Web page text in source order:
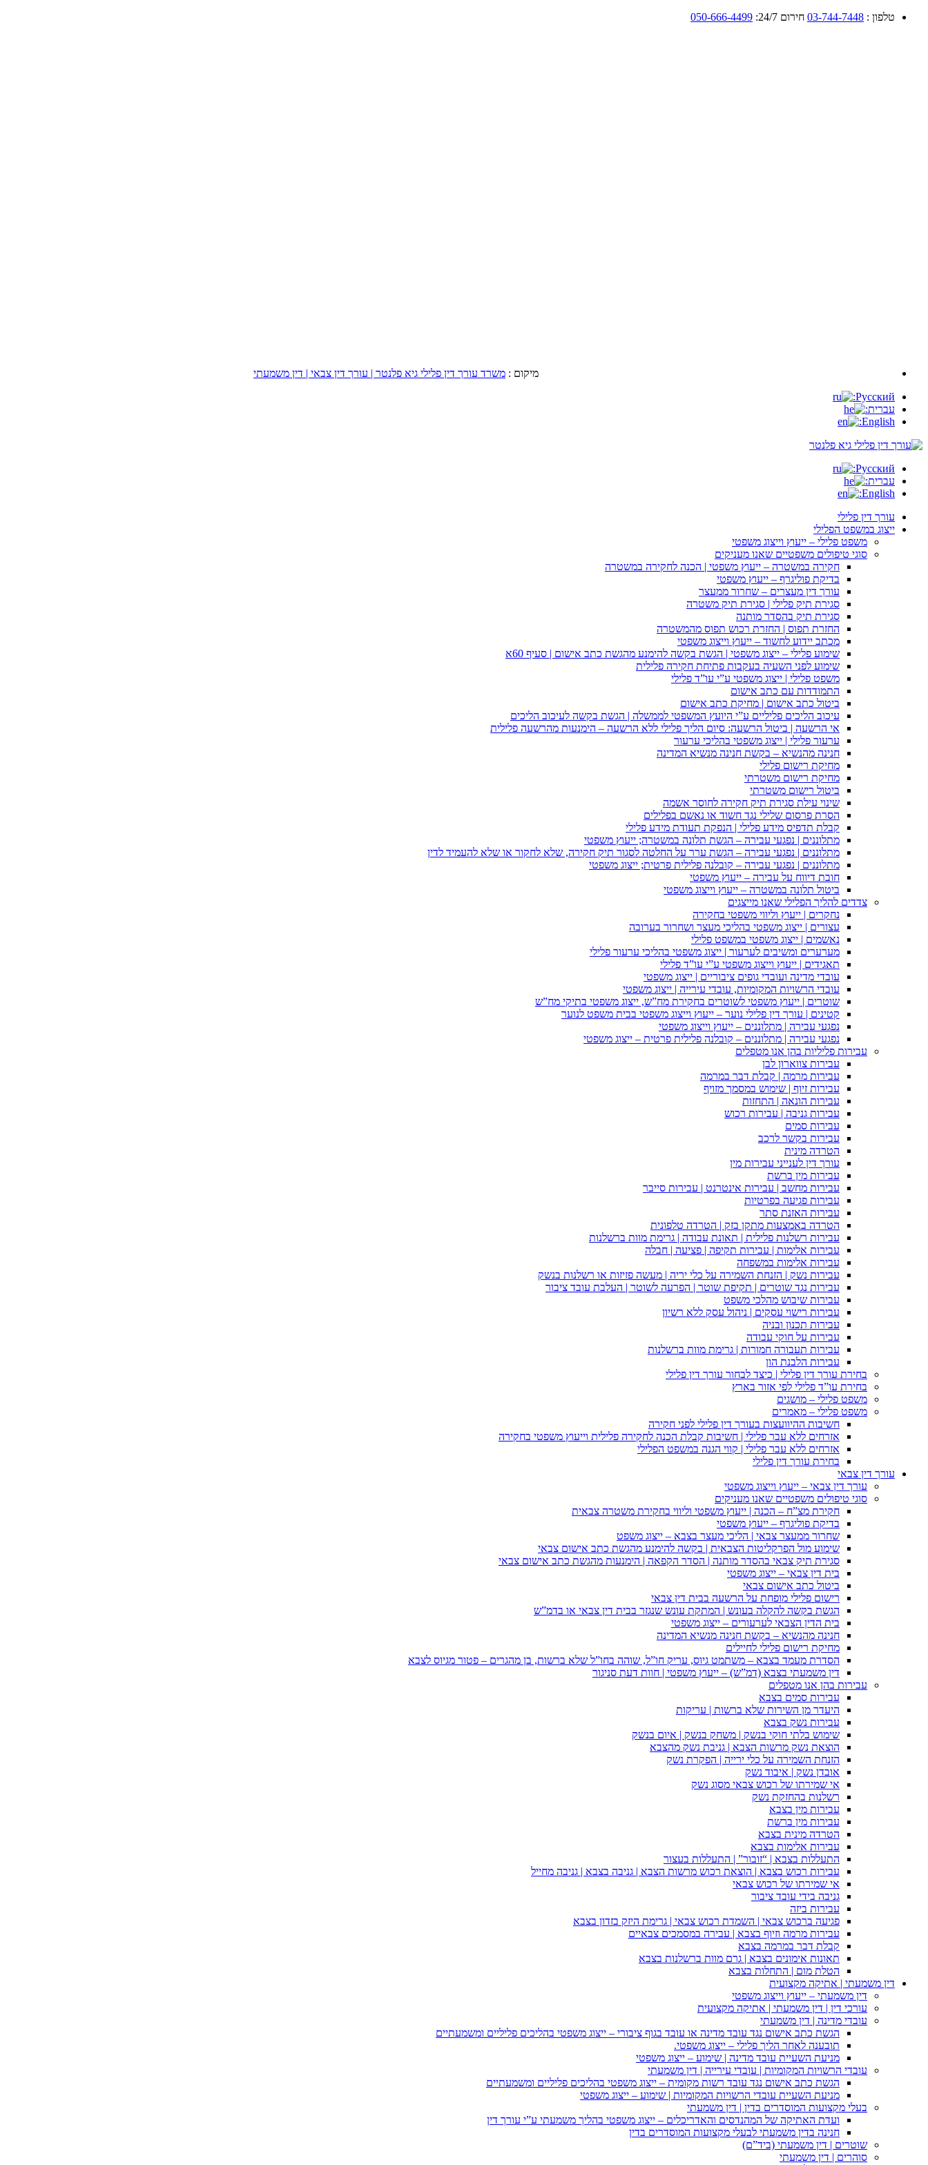
טלפון : 03-744-7448 חירום 24/7: 050-666-4499
מיקום : משרד עורך דין פלילי גיא פלנטר | עורך דין צבאי | דין משמעתי
Русский:
עברית:
English:
Русский:
עברית:
English:
עורך דין פלילי
ייצוג במשפט הפלילי
משפט פלילי – ייעוץ וייצוג משפטי
סוגי טיפולים משפטיים שאנו מעניקים
חקירה במשטרה – ייעוץ משפטי | הכנה לחקירה במשטרה
בדיקת פוליגרף – ייעוץ משפטי
עורך דין מעצרים – שחרור ממעצר
סגירת תיק פלילי | סגירת תיק משטרה
סגירת תיק בהסדר מותנה
החזרת תפוס | החזרת רכוש תפוס מהמשטרה
מכתב יידוע לחשוד – ייעוץ וייצוג משפטי
שימוע פלילי – ייצוג משפטי | הגשת בקשה להימנע מהגשת כתב אישום | סעיף 60א
שימוע לפני השעיה בעקבות פתיחת חקירה פלילית
משפט פלילי | ייצוג משפטי ע”י עו”ד פלילי
התמודדות עם כתב אישום
ביטול כתב אישום | מחיקת כתב אישום
עיכוב הליכים פליליים ע”י היועץ המשפטי לממשלה | הגשת בקשה לעיכוב הליכים
אי הרשעה | ביטול הרשעה: סיום הליך פלילי ללא הרשעה – הימנעות מהרשעה פלילית
ערעור פלילי | ייצוג משפטי בהליכי ערעור
חנינה מהנשיא – בקשת חנינה מנשיא המדינה
מחיקת רישום פלילי
מחיקת רישום משטרתי
ביטול רישום משטרתי
שינוי עילת סגירת תיק חקירה לחוסר אשמה
הסרת פרסום שלילי נגד חשוד או נאשם בפלילים
קבלת תדפיס מידע פלילי | הנפקת תעודת מידע פלילי
מתלוננים | נפגעי עבירה – הגשת תלונה במשטרה; ייעוץ משפטי
מתלוננים | נפגעי עבירה – הגשת ערר על החלטה לסגור תיק חקירה, שלא לחקור או שלא להעמיד לדין
מתלוננים | נפגעי עבירה – קובלנה פלילית פרטית; ייצוג משפטי
חובת דיווח על עבירה – ייעוץ משפטי
ביטול תלונה במשטרה – ייעוץ וייצוג משפטי
צדדים להליך הפלילי שאנו מייצגים
נחקרים | ייעוץ וליווי משפטי בחקירה
עצורים | ייצוג משפטי בהליכי מעצר ושחרור בערובה
נאשמים | ייצוג משפטי במשפט פלילי
מערערים ומשיבים לערעור | ייצוג משפטי בהליכי ערעור פלילי
תאגידים | ייעוץ וייצוג משפטי ע”י עו”ד פלילי
עובדי מדינה ועובדי גופים ציבוריים | ייצוג משפטי
עובדי הרשויות המקומיות, עובדי עירייה | ייצוג משפטי
שוטרים | ייעוץ משפטי לשוטרים בחקירת מח”ש, ייצוג משפטי בתיקי מח”ש
קטינים | עורך דין פלילי נוער – ייעוץ וייצוג משפטי בבית משפט לנוער
נפגעי עבירה | מתלוננים – ייעוץ וייצוג משפטי
נפגעי עבירה | מתלוננים – קובלנה פלילית פרטית – ייצוג משפטי
עבירות פליליות בהן אנו מטפלים
עבירות צווארון לבן
עבירות מרמה | קבלת דבר במרמה
עבירות זיוף | שימוש במסמך מזויף
עבירות הונאה | התחזות
עבירות גניבה | עבירות רכוש
עבירות סמים
עבירות בקשר לרכב
הטרדה מינית
עורך דין לענייני עבירות מין
עבירות מין ברשת
עבירות מחשב | עבירות אינטרנט | עבירות סייבר
עבירות פגיעה בפרטיות
עבירות האזנת סתר
הטרדה באמצעות מתקן בזק | הטרדה טלפונית
עבירות רשלנות פלילית | תאונת עבודה | גרימת מוות ברשלנות
עבירות אלימות | עבירות תקיפה | פציעה | חבלה
עבירות אלימות במשפחה
עבירות נשק | הזנחת השמירה על כלי יריה | מעשה פזיזות או רשלנות בנשק
עבירות נגד שוטרים | תקיפת שוטר | הפרעה לשוטר | העלבת עובד ציבור
עבירות שיבוש מהלכי משפט
עבירות רישוי עסקים | ניהול עסק ללא רשיון
עבירות תכנון ובניה
עבירות על חוקי עבודה
עבירות תעבורה חמורות | גרימת מוות ברשלנות
עבירות הלבנת הון
בחירת עורך דין פלילי | כיצד לבחור עורך דין פלילי
בחירת עו”ד פלילי לפי אזור בארץ
משפט פלילי – מושגים
משפט פלילי – מאמרים
חשיבות ההיוועצות בעורך דין פלילי לפני חקירה
אזרחים ללא עבר פלילי | חשיבות קבלת הכנה לחקירה פלילית וייעוץ משפטי בחקירה
אזרחים ללא עבר פלילי | קווי הגנה במשפט הפלילי
בחירת עורך דין פלילי
עורך דין צבאי
עורך דין צבאי – ייעוץ וייצוג משפטי
סוגי טיפולים משפטיים שאנו מעניקים
חקירת מצ”ח – הכנה | ייעוץ משפטי וליווי בחקירת משטרה צבאית
בדיקת פוליגרף – ייעוץ משפטי
שחרור ממעצר צבאי | הליכי מעצר בצבא – ייצוג משפט
שימוע מול הפרקליטות הצבאית | בקשה להימנע מהגשת כתב אישום צבאי
סגירת תיק צבאי בהסדר מותנה | הסדר הקפאה | הימנעות מהגשת כתב אישום צבאי
בית דין צבאי – ייצוג משפטי
ביטול כתב אישום צבאי
רישום פלילי מופחת על הרשעה בבית דין צבאי
הגשת בקשה להקלה בעונש | המתקת עונש שנגזר בבית דין צבאי או בדמ”ש
בית הדין הצבאי לערעורים – ייצוג משפטי
חנינה מהנשיא – בקשת חנינה מנשיא המדינה
מחיקת רישום פלילי לחיילים
הסדרת מעמד בצבא – משתמט גיוס, עריק חו”ל, שוהה בחו”ל שלא ברשות, בן מהגרים – פטור מגיוס לצבא
דין משמעתי בצבא (דמ”ש) – ייעוץ משפטי | חוות דעת סניגור
עבירות בהן אנו מטפלים
עבירות סמים בצבא
היעדר מן השירות שלא ברשות | עריקות
עבירות נשק בצבא
שימוש בלתי חוקי בנשק | משחק בנשק | איום בנשק
הוצאת נשק מרשות הצבא | גניבת נשק מהצבא
הזנחת השמירה על כלי ירייה | הפקרת נשק
אובדן נשק | איבוד נשק
אי שמירתו של רכוש צבאי מסוג נשק
רשלנות בהחזקת נשק
עבירות מין בצבא
עבירות מין ברשת
הטרדה מינית בצבא
עבירות אלימות בצבא
התעללות בצבא | “זובור” | התעללות בעצור
עבירות רכוש בצבא | הוצאת רכוש מרשות הצבא | גניבה בצבא | גניבה מחייל
אי שמירתו של רכוש צבאי
גניבה בידי עובד ציבור
עבירות ביזה
פגיעה ברכוש צבאי | השמדת רכוש צבאי | גרימת היזק בזדון בצבא
עבירות מרמה וזיוף בצבא | עבירה במסמכים צבאיים
קבלת דבר במרמה בצבא
תאונות אימונים בצבא | גרם מוות ברשלנות בצבא
הטלת מום | התחלות בצבא
דין משמעתי | אתיקה מקצועית
דין משמעתי – ייעוץ וייצוג משפטי
עורכי דין | דין משמעתי | אתיקה מקצועית
עובדי מדינה | דין משמעתי
הגשת כתב אישום נגד עובד מדינה או עובד בגוף ציבורי – ייצוג משפטי בהליכים פליליים ומשמעתיים
תובענה לאחר הליך פלילי – ייצוג משפטי.
מניעת השעיית עובד מדינה | שימוע – ייצוג משפטי
עובדי הרשויות המקומיות | עובדי עירייה | דין משמעתי
הגשת כתב אישום נגד עובד רשות מקומית – ייצוג משפטי בהליכים פליליים ומשמעתיים
מניעת השעיית עובדי הרשויות המקומיות | שימוע – ייצוג משפטי
בעלי מקצועות המוסדרים בדין | דין משמעתי
ועדת האתיקה של המהנדסים והאדריכלים – ייצוג משפטי בהליך משמעתי ע”י עורך דין
חנינה בדין משמעתי לבעלי מקצועות המוסדרים בדין
שוטרים | דין משמעתי (ביד”ם)
סוהרים | דין משמעתי